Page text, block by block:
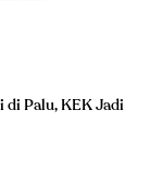
di Palu, KEK Jadi